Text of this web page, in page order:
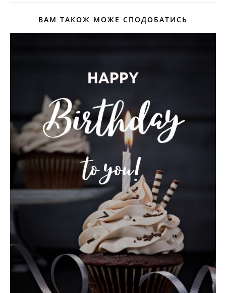
ВАМ ТАКОЖ МОЖЕ СПОДОБАТИСЬ